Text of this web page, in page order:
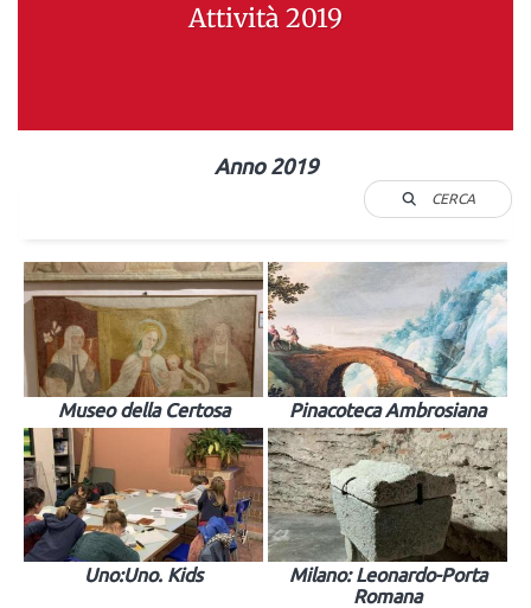
Attività 2019
Anno 2019
CERCA
Museo della Certosa Pinacoteca Ambrosiana
Uno:Uno. Kids
Milano: Leonardo-Porta
Romana